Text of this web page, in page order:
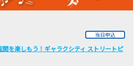
当日申込
間を楽しもう！ギャラクシティ ストリートピ